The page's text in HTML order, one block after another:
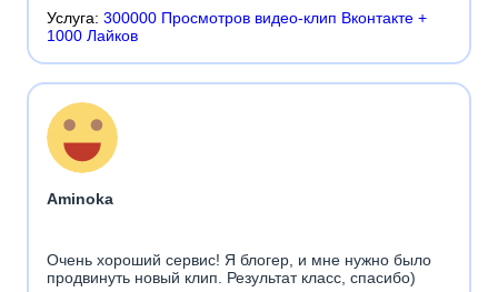
Услуга: 300000 Просмотров видео-клип Вконтакте +
1000 Лайков
Aminoka
Очень хороший сервис! Я блогер, и мне нужно было
продвинуть новый клип. Результат класс, спасибо)